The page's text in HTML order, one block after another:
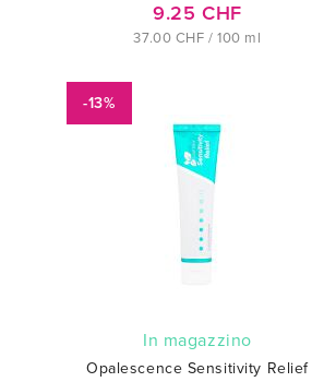
9.25 CHF
37.00 CHF / 100 ml
-13%
In magazzino
Opalescence Sensitivity Relief